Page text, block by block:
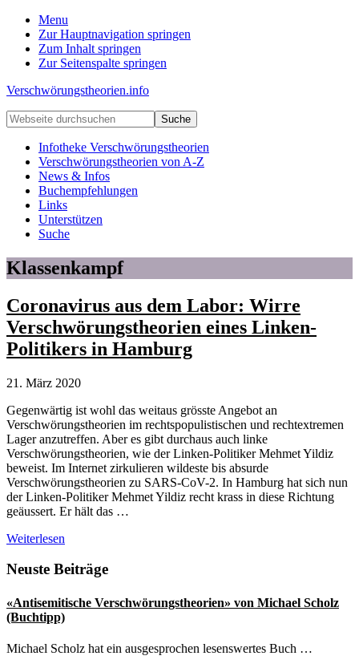
Menu
Zur Hauptnavigation springen
Zum Inhalt springen
Zur Seitenspalte springen
Verschwörungstheorien.info
Beiträge
zu
Merkmalen,
Funktionen
Risiken
konspirationistischen
Denkens
Webseite
durchsuchen
Infotheke Verschwörungstheorien
Verschwörungstheorien von A-Z
News & Infos
Buchempfehlungen
Links
Unterstützen
Suche
Klassenkampf
Coronavirus aus dem Labor: Wirre
Verschwörungstheorien eines Linken-
Politikers in Hamburg
21. März 2020
Gegenwärtig ist wohl das weitaus grösste Angebot an
Verschwörungstheorien im rechtspopulistischen und rechtextremen
Lager anzutreffen. Aber es gibt durchaus auch linke
Verschwörungstheorien, wie der Linken-Politiker Mehmet Yildiz
beweist. Im Internet zirkulieren wildeste bis absurde
Verschwörungstheorien zu SARS-CoV-2. In Hamburg hat sich nun
der Linken-Politiker Mehmet Yildiz recht krass in diese Richtung
geäussert. Er hält das …
Coronavirus
dem
Wirre
Verschwörungstheorien
eines
Politikers
Weiterlesen
Seitenspalte
Neuste Beiträge
«Antisemitische Verschwörungstheorien» von Michael Scholz
(Buchtipp)
Michael Scholz hat ein ausgesprochen lesenswertes Buch …